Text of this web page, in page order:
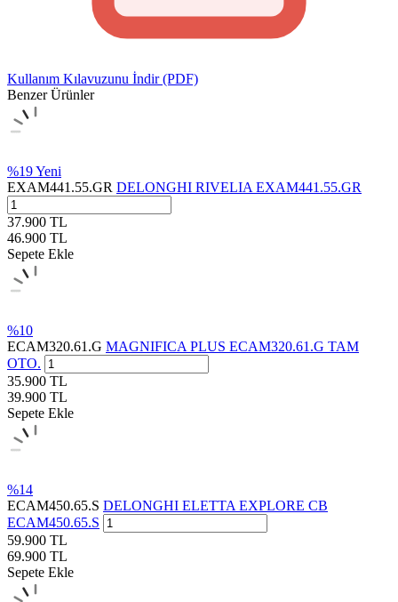
Kullanım Kılavuzunu İndir (PDF)
Benzer Ürünler
%19Yeni
EXAM441.55.GR DELONGHI RIVELIA EXAM441.55.GR
37.900 TL
46.900 TL
Sepete Ekle
%10
ECAM320.61.G MAGNIFICA PLUS ECAM320.61.G TAM
OTO.
35.900 TL
39.900 TL
Sepete Ekle
%14
ECAM450.65.S DELONGHI ELETTA EXPLORE CB
ECAM450.65.S
59.900 TL
69.900 TL
Sepete Ekle